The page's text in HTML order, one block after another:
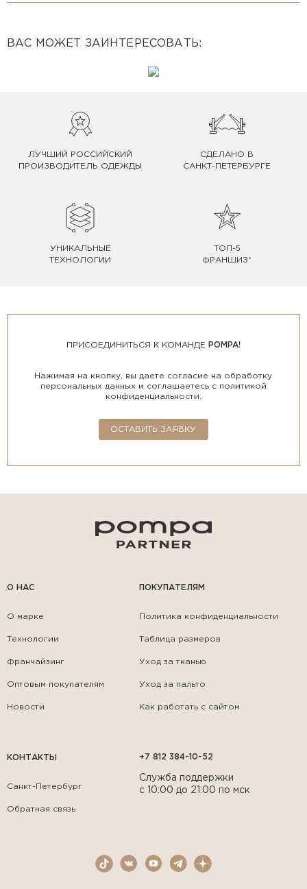
ВАС МОЖЕТ ЗАИНТЕРЕСОВАТЬ:
ЛУЧШИЙ РОССИЙСКИЙ
ПРОИЗВОДИТЕЛЬ ОДЕЖДЫ
СДЕЛАНО В
САНКТ-ПЕТЕРБУРГЕ
УНИКАЛЬНЫЕ
ТЕХНОЛОГИИ
ТОП-5
ФРАНШИЗ*
О НАС
О марке
Технологии
Франчайзинг
Оптовым покупателям
Новости
ПОКУПАТЕЛЯМ
Политика конфиденциальности
Таблица размеров
Уход за тканью
Уход за пальто
Как работать с сайтом
КОНТАКТЫ
Санкт-Петербург
Обратная связь
ПРИСОЕДИНИТЬСЯ К КОМАНДЕ POMPA!
Нажимая на кнопку, вы даете согласие на обработку
персональных данных и соглашаетесь с политикой
конфиденциальности.
ОСТАВИТЬ ЗАЯВКУ
+7 812 384-10-52
Служба поддержки
с 10:00 до 21:00 по мск